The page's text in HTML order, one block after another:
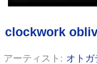
オトガ
9 スクールゾーン編